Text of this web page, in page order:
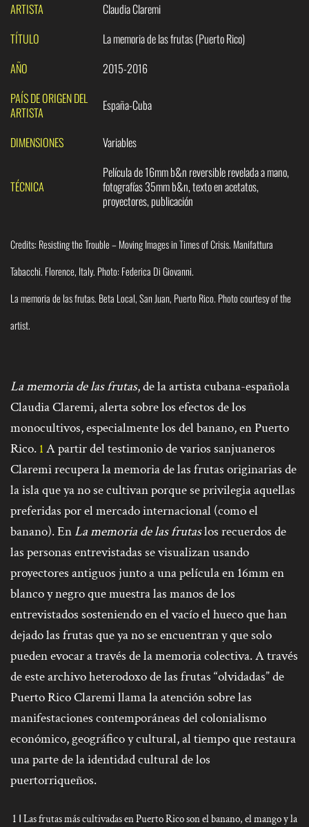
ARTISTA
Claudia Claremi
TÍTULO
La memoria de las frutas (Puerto Rico)
AÑO
2015-2016
PAÍS DE ORIGEN DEL
ARTISTA
España-Cuba
DIMENSIONES Variables
TÉCNICA
Película de 16mm b&n reversible revelada a mano,
fotografías 35mm b&n, texto en acetatos,
proyectores, publicación
Credits: Resisting the Trouble – Moving Images in Times of Crisis. Manifattura
Tabacchi. Florence, Italy. Photo: Federica Di Giovanni.
La memoria de las frutas. Beta Local, San Juan, Puerto Rico. Photo courtesy of the
artist.
La memoria de las frutas, de la artista cubana-española
Claudia Claremi, alerta sobre los efectos de los
monocultivos, especialmente los del banano, en Puerto
Rico. 1 A partir del testimonio de varios sanjuaneros
Claremi recupera la memoria de las frutas originarias de
la isla que ya no se cultivan porque se privilegia aquellas
preferidas por el mercado internacional (como el
banano). EnLa memoria de las frutaslos recuerdos de
las personas entrevistadas se visualizan usando
proyectores antiguos junto a una película en 16mm en
blanco y negro que muestra las manos de los
entrevistados sosteniendo en el vacío el hueco que han
dejado las frutas que ya no se encuentran y que solo
pueden evocar a través de la memoria colectiva. A través
de este archivo heterodoxo de las frutas “olvidadas” de
Puerto Rico Claremi llama la atención sobre las
manifestaciones contemporáneas del colonialismo
económico, geográfico y cultural, al tiempo que restaura
una parte de la identidad cultural de los
puertorriqueños.
1 I Las frutas más cultivadas en Puerto Rico son el banano, el mango y la